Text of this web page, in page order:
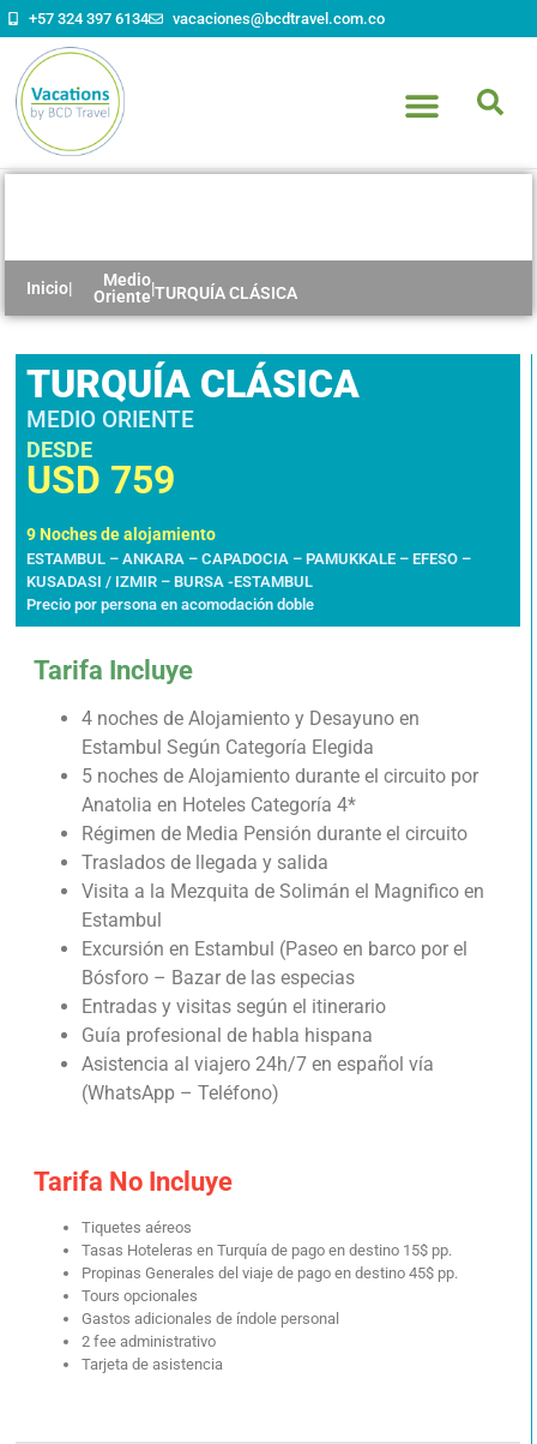
+57 324 397 6134 vacaciones@bcdtravel.com.co
Inicio|
Medio
Oriente|TURQUÍA CLÁSICA
TURQUÍA CLÁSICA
MEDIO ORIENTE
DESDE
9 Noches de alojamiento
USD 759
ESTAMBUL – ANKARA – CAPADOCIA – PAMUKKALE – EFESO –
KUSADASI / IZMIR – BURSA -ESTAMBUL
Precio por persona en acomodación doble
Tarifa Incluye
4 noches de Alojamiento y Desayuno en
Estambul Según Categoría Elegida
5 noches de Alojamiento durante el circuito por
Anatolia en Hoteles Categoría 4*
Régimen de Media Pensión durante el circuito
Traslados de llegada y salida
Visita a la Mezquita de Solimán el Magnifico en
Estambul
Excursión en Estambul (Paseo en barco por el
Bósforo – Bazar de las especias
Entradas y visitas según el itinerario
Guía profesional de habla hispana
Asistencia al viajero 24h/7 en español vía
(WhatsApp – Teléfono)
Tarifa No Incluye
Tiquetes aéreos
Tasas Hoteleras en Turquía de pago en destino 15$ pp.
Propinas Generales del viaje de pago en destino 45$ pp.
Tours opcionales
Gastos adicionales de índole personal
2 fee administrativo
Tarjeta de asistencia